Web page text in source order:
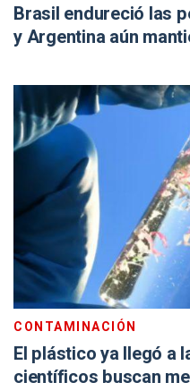
Brasil endureció las
y Argentina aún
CONTAMINACIÓN
El plástico ya llegó a
científicos buscan